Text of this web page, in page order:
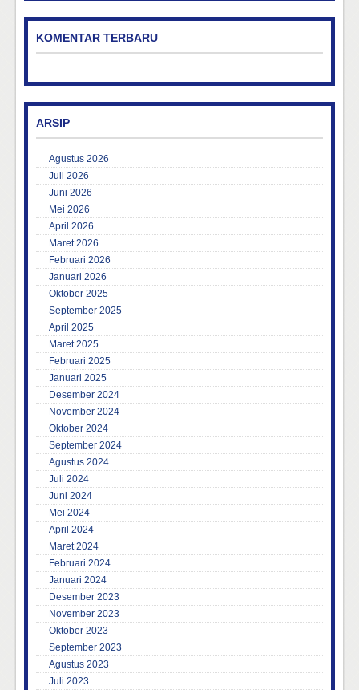
KOMENTAR TERBARU
ARSIP
Agustus 2026
Juli 2026
Juni 2026
Mei 2026
April 2026
Maret 2026
Februari 2026
Januari 2026
Oktober 2025
September 2025
April 2025
Maret 2025
Februari 2025
Januari 2025
Desember 2024
November 2024
Oktober 2024
September 2024
Agustus 2024
Juli 2024
Juni 2024
Mei 2024
April 2024
Maret 2024
Februari 2024
Januari 2024
Desember 2023
November 2023
Oktober 2023
September 2023
Agustus 2023
Juli 2023